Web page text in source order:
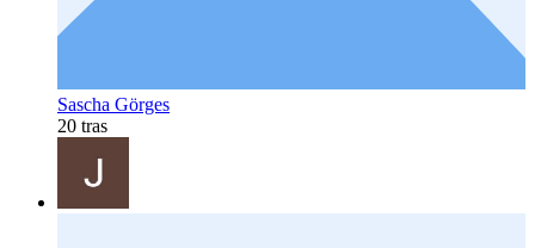
Sascha Görges
20 tras